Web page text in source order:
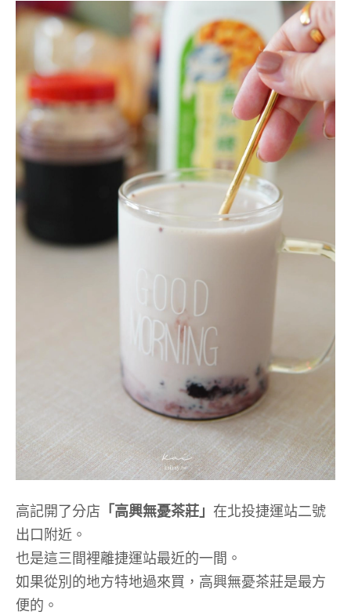
高記開了分店 「高興無憂茶莊」 在北投捷運站二號
出口附近。
也是這三間裡離捷運站最近的一間。
如果從別的地方特地過來買，高興無憂茶莊是最方
便的。